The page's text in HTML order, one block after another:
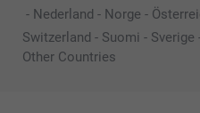
- Nederland - Norge -
Switzerland - Suomi - Sverige
Other Countries